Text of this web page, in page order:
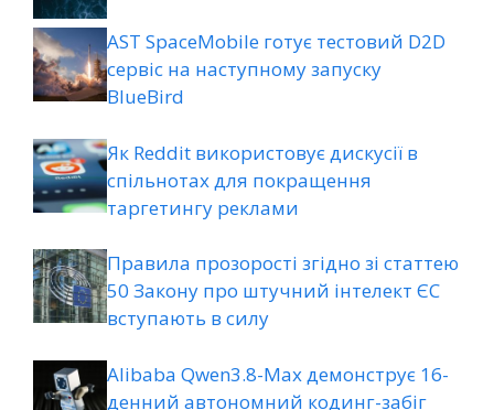
AST SpaceMobile готує тестовий D2D
сервіс на наступному запуску
BlueBird
Як Reddit використовує дискусії в
спільнотах для покращення
таргетингу реклами
Правила прозорості згідно зі статтею
50 Закону про штучний інтелект ЄС
вступають в силу
Alibaba Qwen3.8-Max демонструє 16-
денний автономний кодинг-забіг